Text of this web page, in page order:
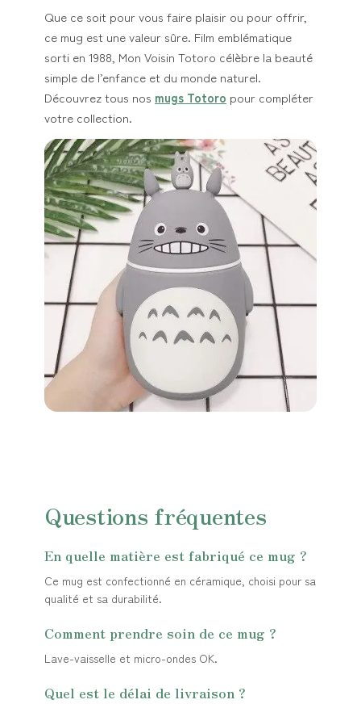
Que ce soit pour vous faire plaisir ou pour offrir,
ce mug est une valeur sûre. Film emblématique
sorti en 1988, Mon Voisin Totoro célèbre la beauté
simple de l’enfance et du monde naturel.
Découvrez tous nos mugs Totoro pour compléter
votre collection.
Questions fréquentes
En quelle matière est fabriqué ce mug ?
Ce mug est confectionné en céramique, choisi pour sa
qualité et sa durabilité.
Comment prendre soin de ce mug ?
Lave-vaisselle et micro-ondes OK.
Quel est le délai de livraison ?